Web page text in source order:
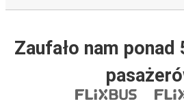
Zaufało nam